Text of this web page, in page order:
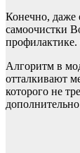
Конечно, даже
самоочистки
Алгоритм в
отталкивают
которого не